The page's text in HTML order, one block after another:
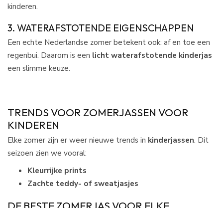
kinderen.
3. WATERAFSTOTENDE EIGENSCHAPPEN
Een echte Nederlandse zomer betekent ook: af en toe een
regenbui. Daarom is een licht waterafstotende kinderjas
een slimme keuze.
TRENDS VOOR ZOMERJASSEN VOOR
KINDEREN
Elke zomer zijn er weer nieuwe trends in kinderjassen. Dit
seizoen zien we vooral:
Kleurrijke prints
Zachte teddy- of sweatjasjes
DE BESTE ZOMERJAS VOOR ELKE